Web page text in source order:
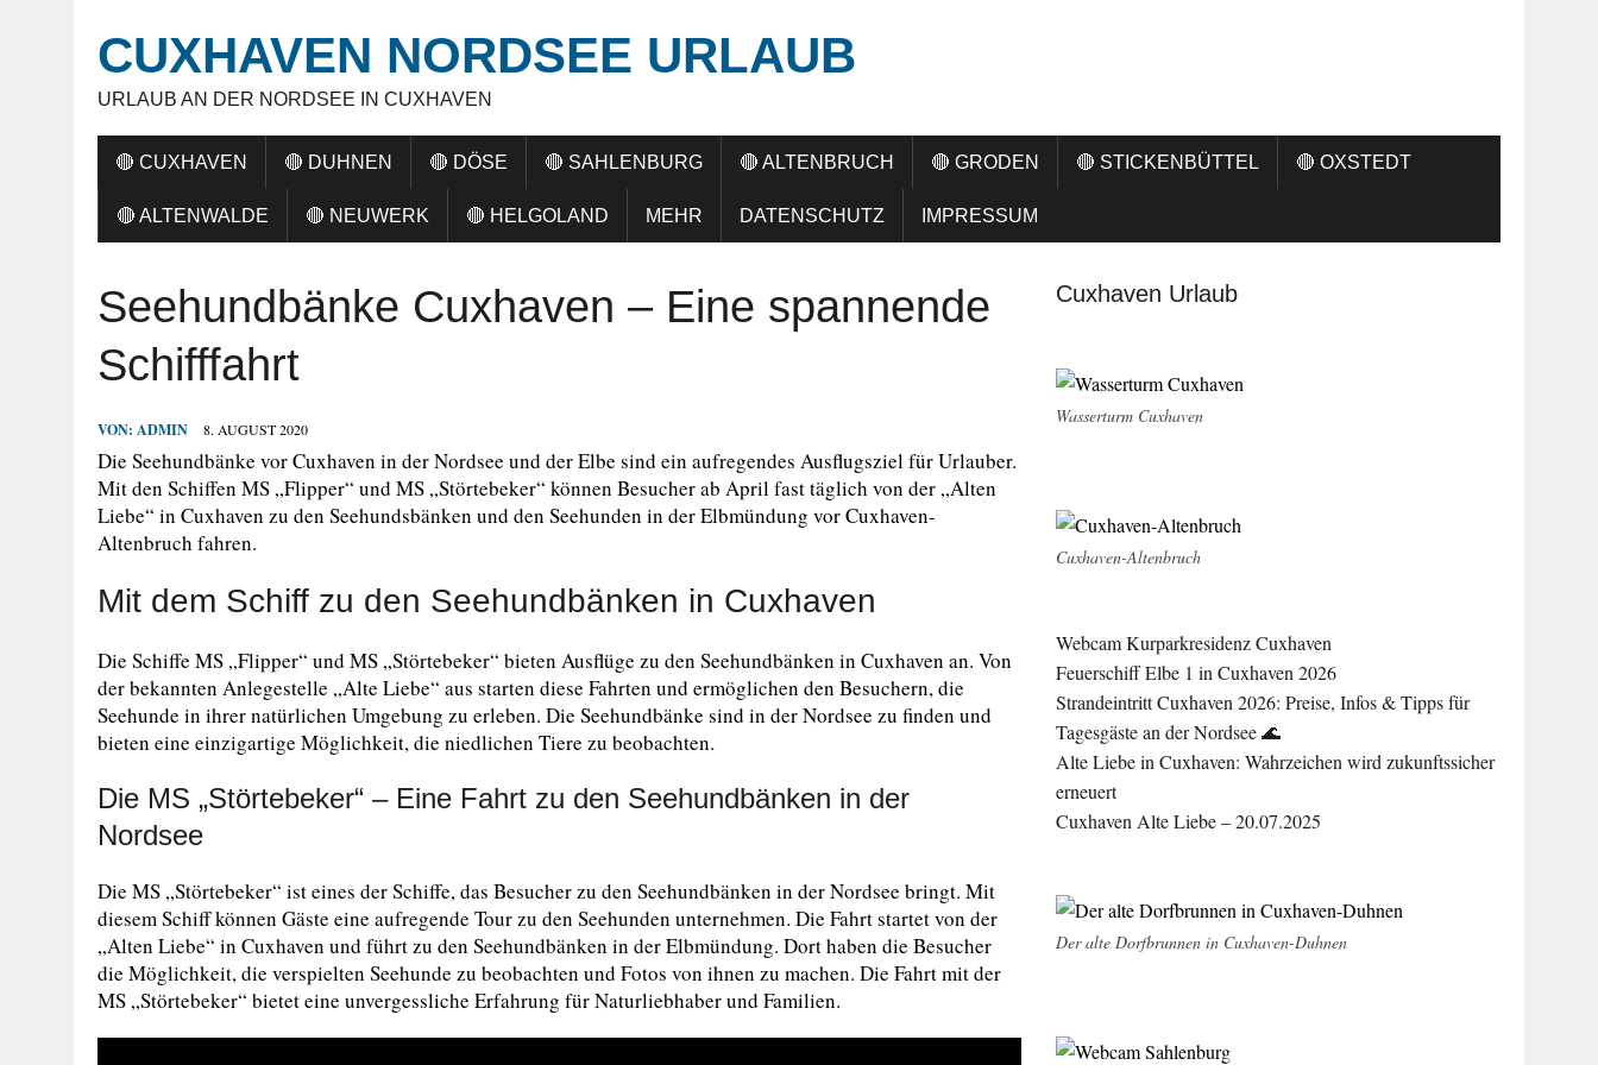
CUXHAVEN NORDSEE URLAUB
URLAUB AN DER NORDSEE IN CUXHAVEN
🔴 CUXHAVEN 🔴 DUHNEN 🔴 DÖSE 🔴 SAHLENBURG 🔴 ALTENBRUCH 🔴 GRODEN 🔴 STICKENBÜTTEL 🔴 OXSTEDT
🔴 ALTENWALDE 🔴 NEUWERK 🔴 HELGOLAND MEHR DATENSCHUTZ IMPRESSUM
Seehundbänke Cuxhaven – Eine spannende
Schifffahrt
VON: ADMIN 8. AUGUST 2020
Die Seehundbänke vor Cuxhaven in der Nordsee und der Elbe sind ein aufregendes Ausflugsziel für Urlauber.
Mit den Schiffen MS „Flipper“ und MS „Störtebeker“ können Besucher ab April fast täglich von der „Alten
Liebe“ in Cuxhaven zu den Seehundsbänken und den Seehunden in der Elbmündung vor Cuxhaven-
Altenbruch fahren.
Mit dem Schiff zu den Seehundbänken in Cuxhaven
Die Schiffe MS „Flipper“ und MS „Störtebeker“ bieten Ausflüge zu den Seehundbänken in Cuxhaven an. Von
der bekannten Anlegestelle „Alte Liebe“ aus starten diese Fahrten und ermöglichen den Besuchern, die
Seehunde in ihrer natürlichen Umgebung zu erleben. Die Seehundbänke sind in der Nordsee zu finden und
bieten eine einzigartige Möglichkeit, die niedlichen Tiere zu beobachten.
Die MS „Störtebeker“ – Eine Fahrt zu den Seehundbänken in der
Nordsee
Die MS „Störtebeker“ ist eines der Schiffe, das Besucher zu den Seehundbänken in der Nordsee bringt. Mit
diesem Schiff können Gäste eine aufregende Tour zu den Seehunden unternehmen. Die Fahrt startet von der
„Alten Liebe“ in Cuxhaven und führt zu den Seehundbänken in der Elbmündung. Dort haben die Besucher
die Möglichkeit, die verspielten Seehunde zu beobachten und Fotos von ihnen zu machen. Die Fahrt mit der
MS „Störtebeker“ bietet eine unvergessliche Erfahrung für Naturliebhaber und Familien.
Cuxhaven Urlaub
Wasserturm Cuxhaven
Cuxhaven-Altenbruch
Webcam Kurparkresidenz Cuxhaven
Feuerschiff Elbe 1 in Cuxhaven 2026
Strandeintritt Cuxhaven 2026: Preise, Infos & Tipps für
Tagesgäste an der Nordsee 🌊
Alte Liebe in Cuxhaven: Wahrzeichen wird zukunftssicher
erneuert
Cuxhaven Alte Liebe – 20.07.2025
Der alte Dorfbrunnen in Cuxhaven-Duhnen